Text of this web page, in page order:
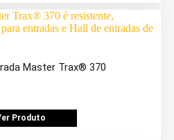
Master Trax® 370
Produto